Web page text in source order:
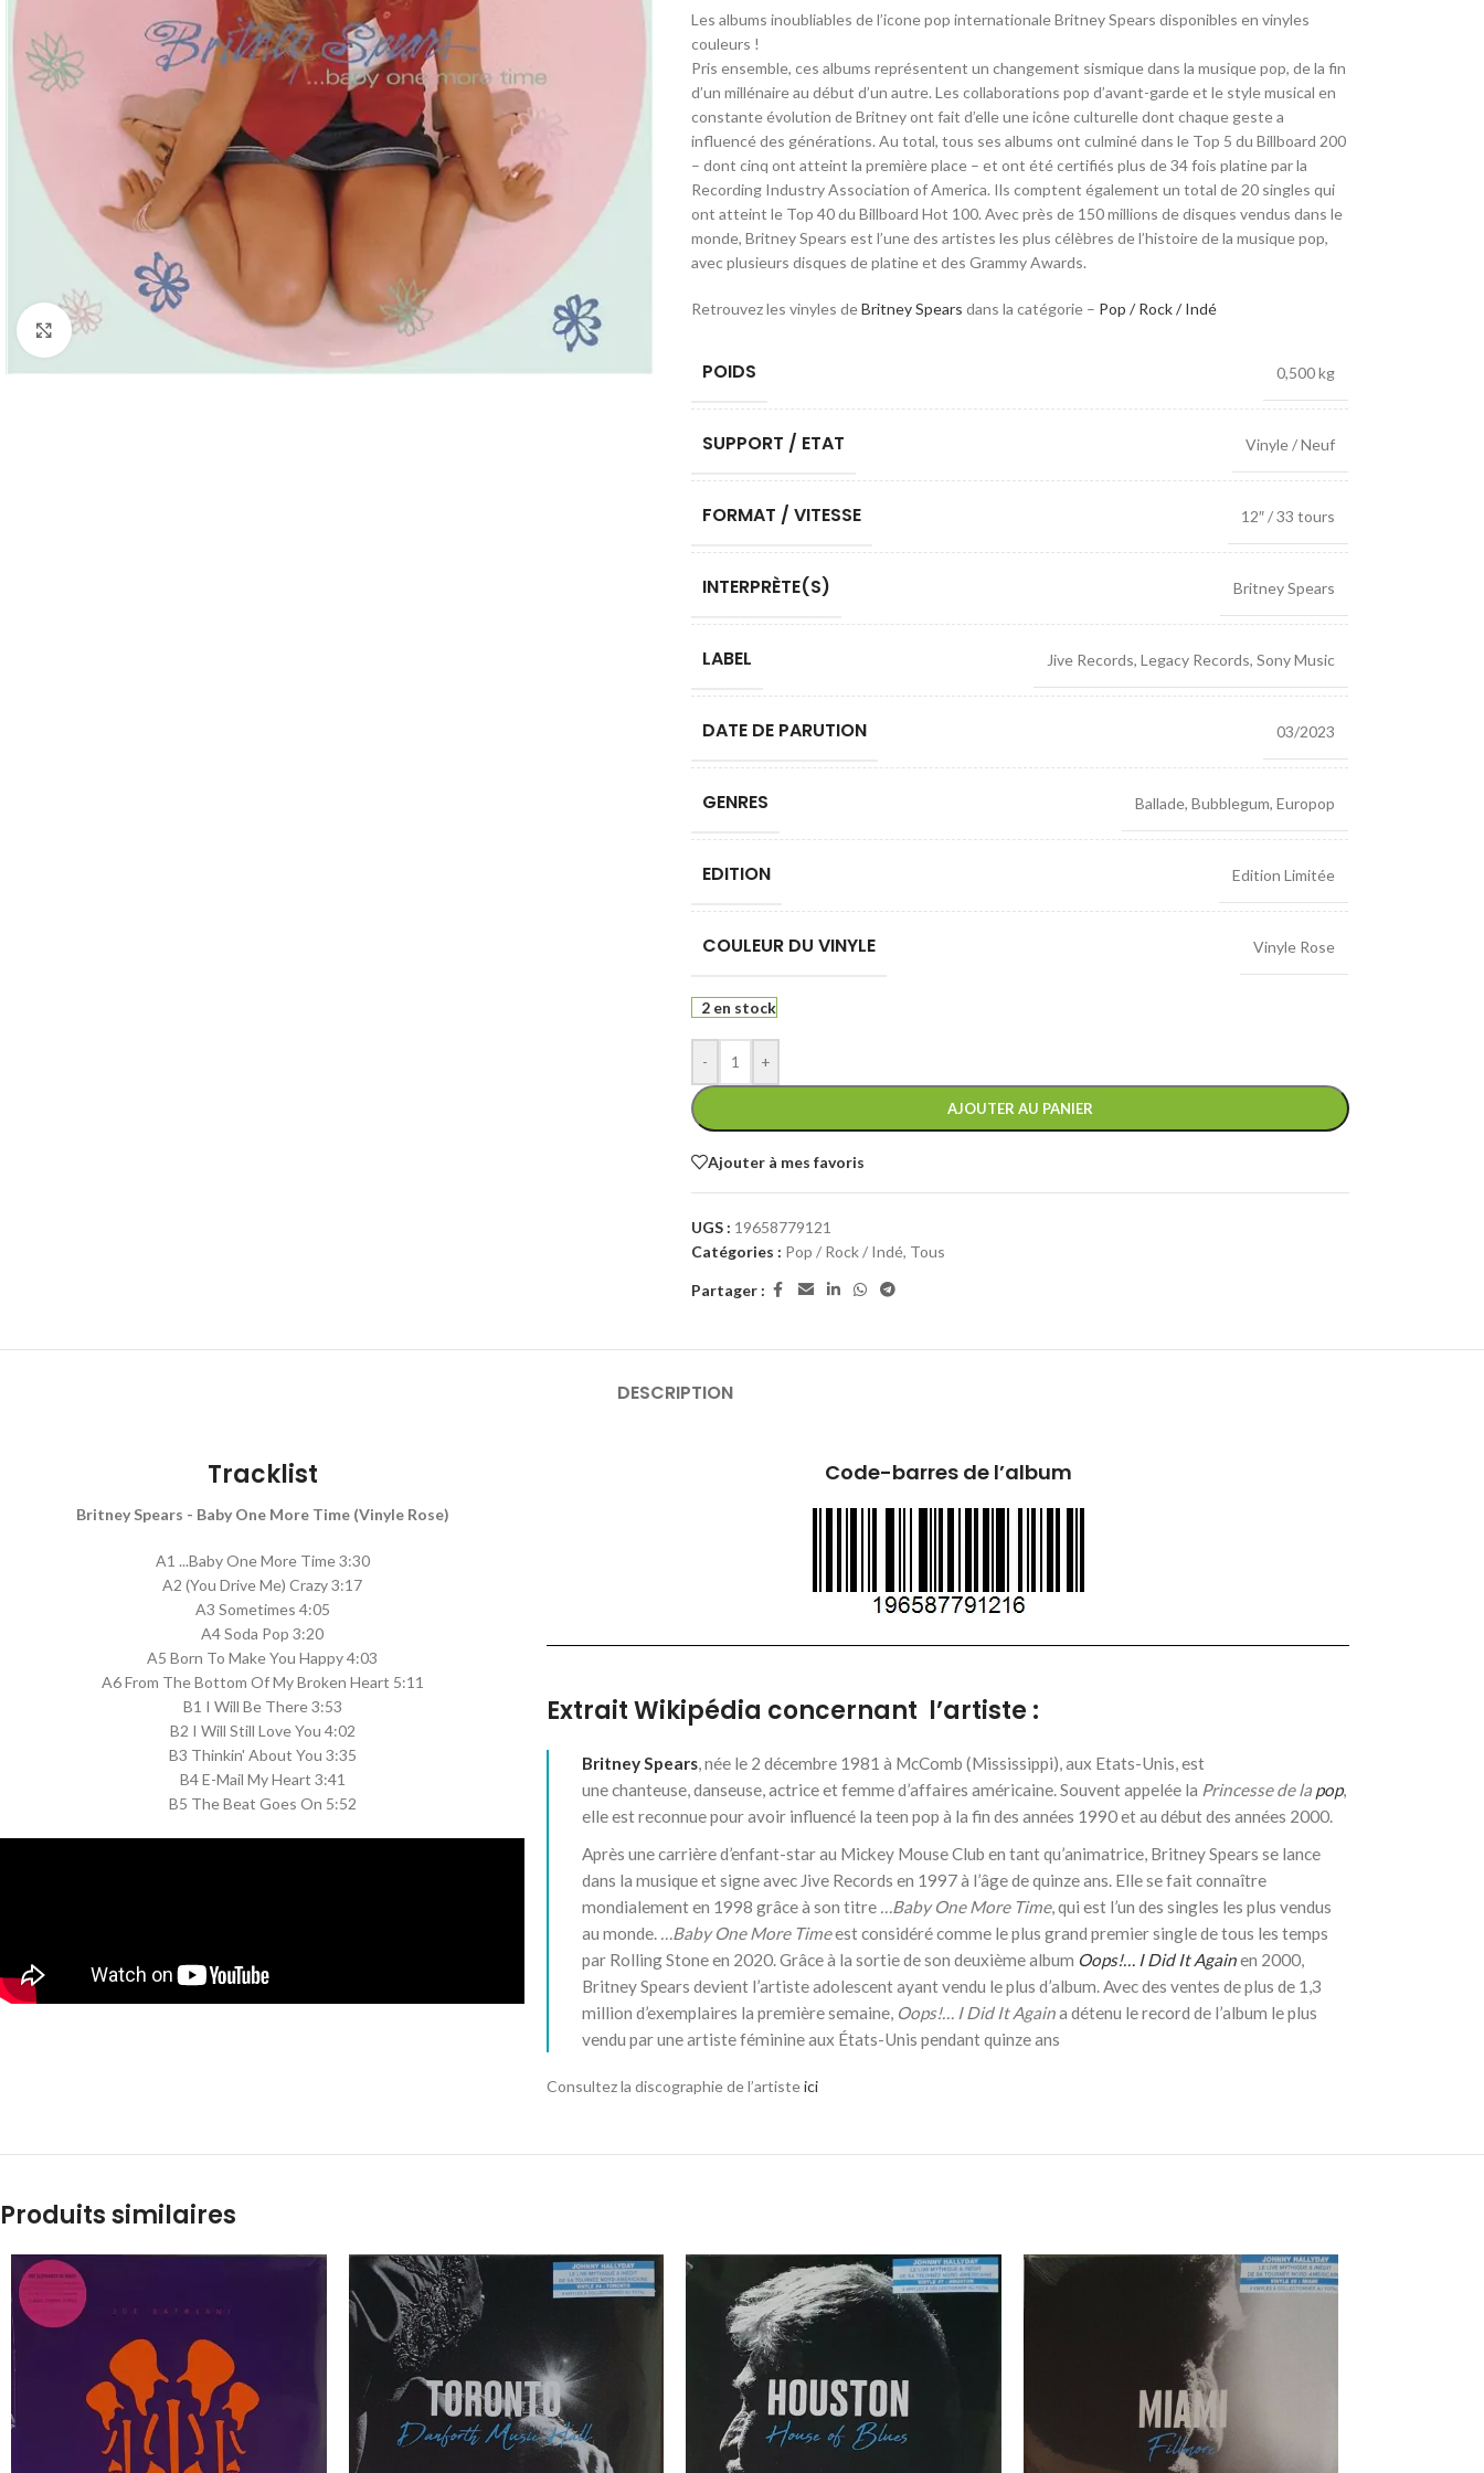
Cliquez pour agrandir
Les albums inoubliables de l’icone pop internationale Britney Spears disponibles en vinyles
couleurs !
Pris ensemble, ces albums représentent un changement sismique dans la musique pop, de la fin
d’un millénaire au début d’un autre. Les collaborations pop d’avant-garde et le style musical en
constante évolution de Britney ont fait d’elle une icône culturelle dont chaque geste a
influencé des générations. Au total, tous ses albums ont culminé dans le Top 5 du Billboard 200
– dont cinq ont atteint la première place – et ont été certifiés plus de 34 fois platine par la
Recording Industry Association of America. Ils comptent également un total de 20 singles qui
ont atteint le Top 40 du Billboard Hot 100. Avec près de 150 millions de disques vendus dans le
monde, Britney Spears est l’une des artistes les plus célèbres de l’histoire de la musique pop,
avec plusieurs disques de platine et des Grammy Awards.
Retrouvez les vinyles deBritney Spears dans la catégorie – Pop / Rock / Indé
POIDS 0,500 kg
SUPPORT / ETAT Vinyle / Neuf
FORMAT / VITESSE 12″ / 33 tours
INTERPRÈTE(S) Britney Spears
LABEL Jive Records, Legacy Records, Sony Music
DATE DE PARUTION 03/2023
GENRES Ballade, Bubblegum, Europop
EDITION Edition Limitée
COULEUR DU VINYLE Vinyle Rose
2 en stock
- +
AJOUTER AU PANIER
Ajouter à mes favoris
UGS : 19658779121
Catégories : Pop / Rock / Indé, Tous
Partager :
DESCRIPTION
Tracklist
Britney Spears - Baby One More Time (Vinyle Rose)
A1 ...Baby One More Time 3:30
A2 (You Drive Me) Crazy 3:17
A3 Sometimes 4:05
A4 Soda Pop 3:20
A5 Born To Make You Happy 4:03
A6 From The Bottom Of My Broken Heart 5:11
B1 I Will Be There 3:53
B2 I Will Still Love You 4:02
B3 Thinkin' About You 3:35
B4 E-Mail My Heart 3:41
B5 The Beat Goes On 5:52
Code-barres de l’album
Extrait Wikipédia concernant l’artiste :
Britney Spears, née le 2 décembre 1981 à McComb (Mississippi), aux Etats-Unis, est
une chanteuse, danseuse, actrice et femme d’affaires américaine. Souvent appelée la Princesse de la pop,
elle est reconnue pour avoir influencé la teen pop à la fin des années 1990 et au début des années 2000.
Après une carrière d’enfant-star au Mickey Mouse Club en tant qu’animatrice, Britney Spears se lance
dans la musique et signe avec Jive Records en 1997 à l’âge de quinze ans. Elle se fait connaître
mondialement en 1998 grâce à son titre …Baby One More Time, qui est l’un des singles les plus vendus
au monde. …Baby One More Timeest considéré comme le plus grand premier single de tous les temps
par Rolling Stone en 2020. Grâce à la sortie de son deuxième album Oops!… I Did It Againen 2000,
Britney Spears devient l’artiste adolescent ayant vendu le plus d’album. Avec des ventes de plus de 1,3
million d’exemplaires la première semaine, Oops!… I Did It Againa détenu le record de l’album le plus
vendu par une artiste féminine aux États-Unis pendant quinze ans
Consultez la discographie de l’artisteici
Produits similaires